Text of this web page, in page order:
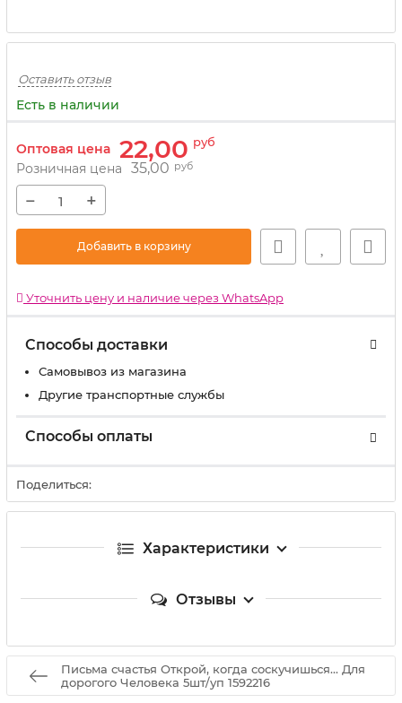
Оставить отзыв
Есть в наличии
Оптовая цена 22,00 руб
Розничная цена 35,00 руб
− +
Добавить в корзину
Уточнить цену и наличие через WhatsApp
Способы доставки
Самовывоз из магазина
Другие транспортные службы
Способы оплаты
Поделиться:
Характеристики
Отзывы
Письма счастья Открой, когда соскучишься... Для
дорогого Человека 5шт/уп 1592216